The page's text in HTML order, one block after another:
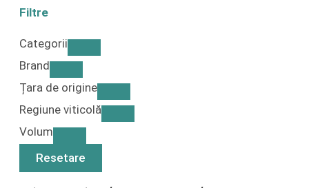
Filtre
Categorii
Brand
Țara de origine
Regiune viticolă
Volum
Resetare